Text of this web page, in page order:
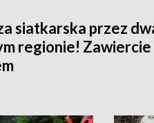
siatkarska przez
regionie! Zawiercie